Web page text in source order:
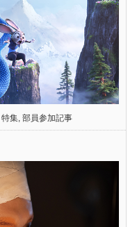
特集, 部員参加記事